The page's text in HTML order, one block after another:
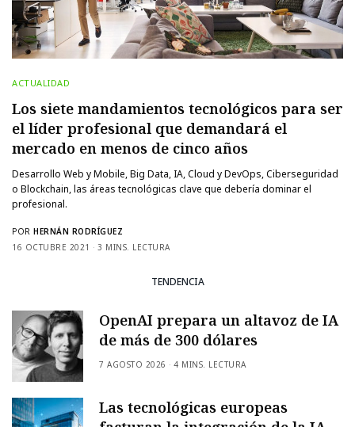
ACTUALIDAD
Los siete mandamientos tecnológicos para ser
el líder profesional que demandará el
mercado en menos de cinco años
Desarrollo Web y Mobile, Big Data, IA, Cloud y DevOps, Ciberseguridad
o Blockchain, las áreas tecnológicas clave que debería dominar el
profesional.
POR HERNÁN RODRÍGUEZ
16 OCTUBRE 2021
3 MINS. LECTURA
TENDENCIA
OpenAI prepara un altavoz de IA
de más de 300 dólares
7 AGOSTO 2026 4 MINS. LECTURA
Las tecnológicas europeas